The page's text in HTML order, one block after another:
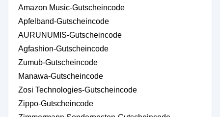
Amazon Music-Gutscheincode
Apfelband-Gutscheincode
AURUNUMIS-Gutscheincode
Agfashion-Gutscheincode
Zumub-Gutscheincode
Manawa-Gutscheincode
Zosi Technologies-Gutscheincode
Zippo-Gutscheincode